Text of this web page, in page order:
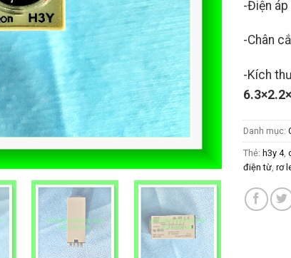
-Điện áp
-Chân
-Kích
Danh mục:
Thẻ: h3y 4,
điện từ rơ